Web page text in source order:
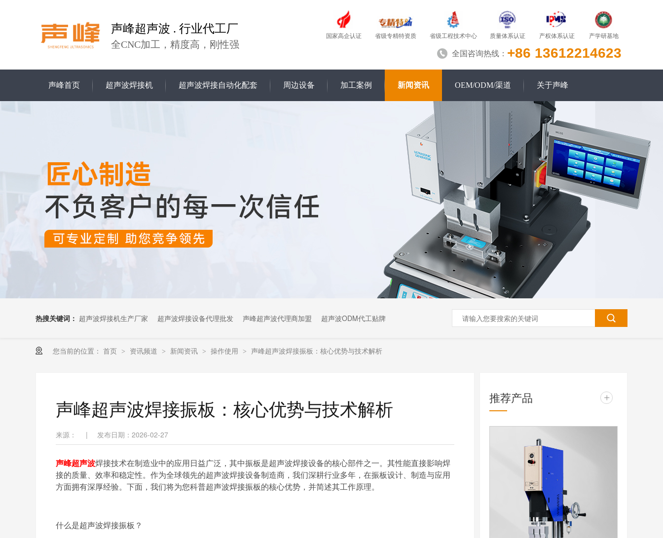
声峰超声波 . 行业代工厂
全CNC加工，精度高，刚性强
国家高企认证 省级专精特资质 省级工程技术中心 质量体系认证 产权体系认证 产学研基地
全国咨询热线： +86 13612214623
声峰首页 超声波焊接机 超声波焊接自动化配套 周边设备 加工案例 新闻资讯 OEM/ODM/渠道 关于声峰
热搜关键词： 超声波焊接机生产厂家 超声波焊接设备代理批发 声峰超声波代理商加盟 超声波ODM代工贴牌
超声波OEM代加工
您当前的位置： 首页 > 资讯频道 > 新闻资讯 > 操作使用 > 声峰超声波焊接振板：核心优势与技术解析
声峰超声波焊接振板：核心优势与技术解析
来源： | 发布日期：2026-02-27
声峰超声波焊接技术在制造业中的应用日益广泛，其中振板是超声波焊接设备的核心部件之一。其性能直接影响焊
接的质量、效率和稳定性。作为全球领先的超声波焊接设备制造商，我们深耕行业多年，在振板设计、制造与应用
方面拥有深厚经验。下面，我们将为您科普超声波焊接振板的核心优势，并简述其工作原理。
什么是超声波焊接振板？
推荐产品 +